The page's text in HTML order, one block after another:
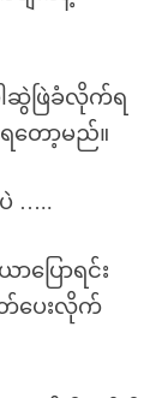
ဆွဲဖြဲခံလိုက်ရ
တော့မည်။
…..
ပြောရင်း
တ်ပေးလိုက်